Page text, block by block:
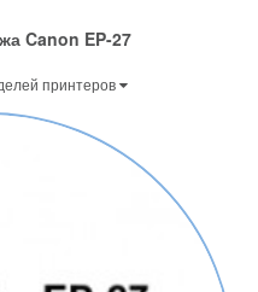
Canon EP-27
принтеров